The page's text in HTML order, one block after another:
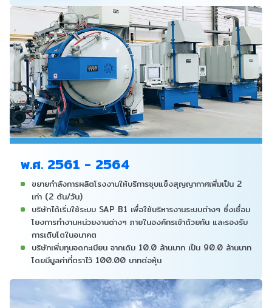
พ.ศ. 2561 - 2564
ขยายกำลังการผลิตโรงงานให้บริการชุบแข็งสุญญากาศเพิ่มเป็น 2
เท่า (2 ตัน/วัน)
บริษัทได้เริ่มใช้ระบบ SAP B1 เพื่อใช้บริหารงานระบบต่างๆ ซึ่งเชื่อม
โยงการทำงานหน่วยงานต่างๆ ภายในองค์กรเข้าด้วยกัน และรองรับ
การเติบโตในอนาคต
บริษัทเพิ่มทุนจดทะเบียน จากเดิม 10.0 ล้านบาท เป็น 90.0 ล้านบาท
โดยมีมูลค่าที่ตราไว้ 100.00 บาทต่อหุ้น